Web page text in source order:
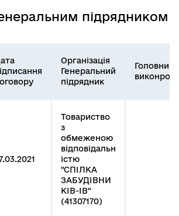
підрядником
Організація
Генеральний
підрядник
Головний
виконроб
Товариство
з
обмеженою
відповідальн
істю
"СПІЛКА
ЗАБУДІВНИ
КІВ-ІВ"
(41307170)